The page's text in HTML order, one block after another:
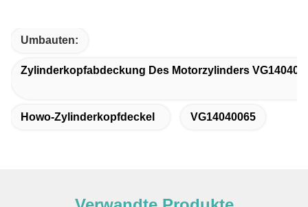
Umbauten:
Zylinderkopfabdeckung Des Motorzylinders
Howo-Zylinderkopfdeckel VG14040065